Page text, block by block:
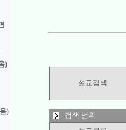
)
)
설교검색
검색 범위